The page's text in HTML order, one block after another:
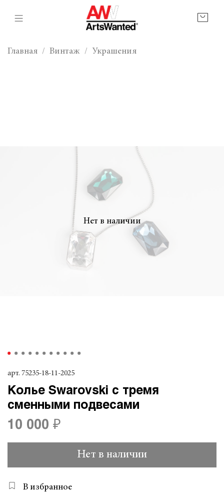
Главная Винтаж Украшения
Нет в наличии
арт. 75235-18-11-2025
Колье Swarovski с тремя
сменными подвесами
10 000 ₽
Нет в наличии
В избранное